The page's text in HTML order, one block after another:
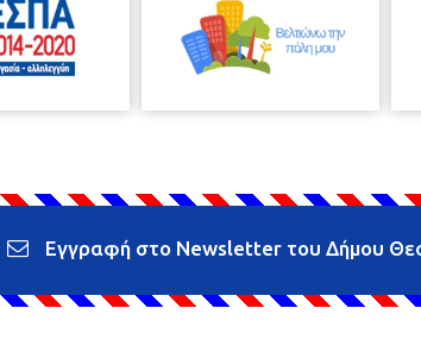
Εγγραφή στο Newsletter του Δήμου